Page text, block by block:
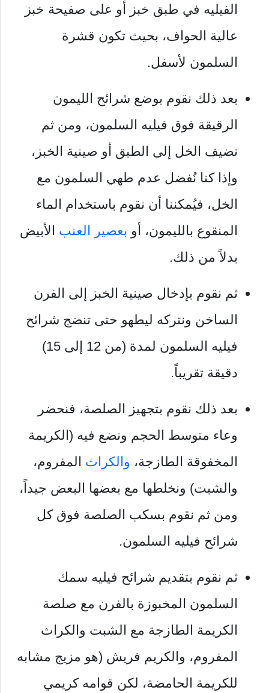
الفيليه في طبق خبز أو على صفيحة خبز
عالية الحواف، بحيث تكون قشرة
السلمون لأسفل.
بعد ذلك نقوم بوضع شرائح الليمون
الرقيقة فوق فيليه السلمون، ومن ثم
نضيف الخل إلى الطبق أو صينية الخبز،
وإذا كنا نُفضل عدم طهي السلمون مع
الخل، فيُمكننا أن نقوم باستخدام الماء
المنقوع بالليمون، أو بعصير العنب الأبيض
بدلاً من ذلك.
ثم نقوم بإدخال صينية الخبز إلى الفرن
الساخن ونتركه ليطهو حتى تنضج شرائح
فيليه السلمون لمدة (من 12 إلى 15)
دقيقة تقريباً.
بعد ذلك نقوم بتجهيز الصلصة، فنحضر
وعاء متوسط ​​الحجم ونضع فيه (الكريمة
المخفوقة الطازجة، والكراث المفروم،
والشبت) ونخلطها مع بعضها البعض جيداً،
ومن ثم نقوم بسكب الصلصة فوق كل
شرائح فيليه السلمون.
ثم نقوم بتقديم شرائح فيليه سمك
السلمون المخبوزة بالفرن مع صلصة
الكريمة الطازجة مع الشبت والكراث
المفروم، والكريم فريش (هو مزيج مشابه
للكريمة الحامضة، لكن قوامه كريمي